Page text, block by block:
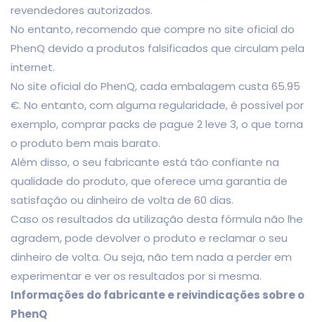
revendedores autorizados.
No entanto, recomendo que compre no site oficial do
PhenQ devido a produtos falsificados que circulam pela
internet.
No site oficial do PhenQ, cada embalagem custa 65.95
€. No entanto, com alguma regularidade, é possível por
exemplo, comprar packs de pague 2 leve 3, o que torna
o produto bem mais barato.
Além disso, o seu fabricante está tão confiante na
qualidade do produto, que oferece uma garantia de
satisfação ou dinheiro de volta de 60 dias.
Caso os resultados da utilização desta fórmula não lhe
agradem, pode devolver o produto e reclamar o seu
dinheiro de volta. Ou seja, não tem nada a perder em
experimentar e ver os resultados por si mesma.
Informações do fabricante e reivindicações sobre o
PhenQ